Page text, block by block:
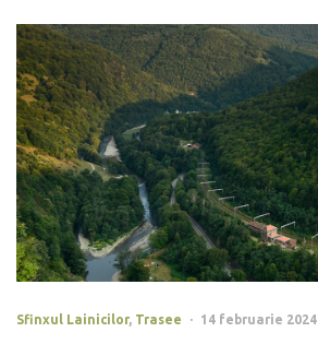
Sfinxul Lainicilor, Trasee 14 februarie 2024